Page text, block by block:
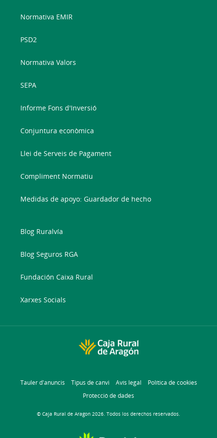
Normativa EMIR
PSD2
Normativa Valors
SEPA
Informe Fons d'Inversió
Conjuntura econòmica
Llei de Serveis de Pagament
Compliment Normatiu
Medidas de apoyo: Guardador de hecho
Blog Ruralvía
Blog Seguros RGA
Fundación Caixa Rural
Xarxes Socials
Tauler d'anuncis Tipus de canvi Avís legal
Política de cookies
Protecció de dades
© Caja Rural de Aragon 2026. Todos los derechos reservados.